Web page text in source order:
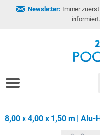
Newsletter: Immer
informiert.
8,00 x 4,00 x 1,50 m | Alu-